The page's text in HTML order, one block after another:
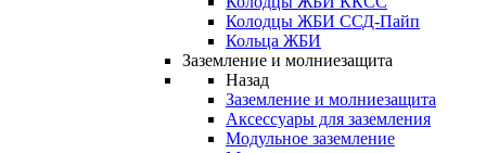
Колодцы ЖБИ ССД-Пайп
Кольца ЖБИ
Заземление и молниезащита
Назад
Заземление и молниезащита
Аксессуары для заземления
Модульное заземление